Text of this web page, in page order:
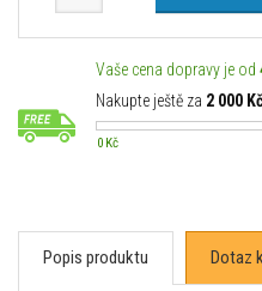
Vaše cena dopravy je od
Nakupte ještě za 2 000 Kč
0 Kč
Popis produktu Dotaz